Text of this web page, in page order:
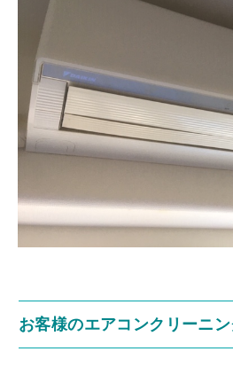
お客様のエアコンクリーニ